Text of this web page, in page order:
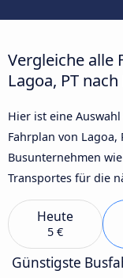
Vergleiche alle
Lagoa, PT
Hier ist eine
Fahrplan von Lagoa,
Busunternehmen wie
Transportes für die
Heute
5 €
Günstigste